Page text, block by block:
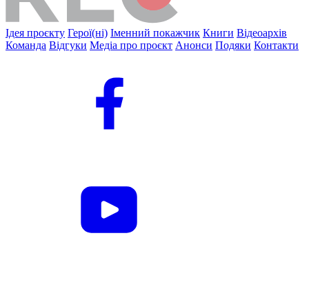
Ідея проєкту Герої(ні) Іменний покажчик Книги Відеоархів
Команда Відгуки Медіа про проєкт Анонси Подяки Контакти